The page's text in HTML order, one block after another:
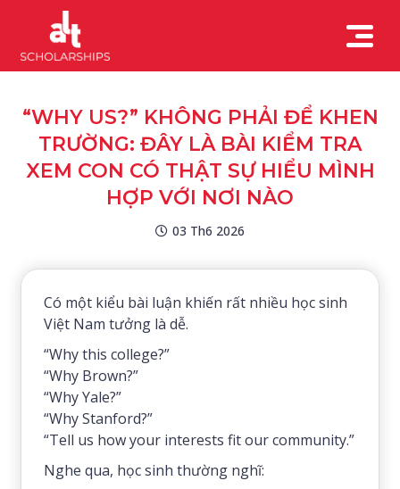
“WHY US?” KHÔNG PHẢI ĐỂ KHEN
TRƯỜNG: ĐÂY LÀ BÀI KIỂM TRA
XEM CON CÓ THẬT SỰ HIỂU MÌNH
HỢP VỚI NƠI NÀO
03 Th6 2026
Có một kiểu bài luận khiến rất nhiều học sinh
Việt Nam tưởng là dễ.
“Why this college?”
“Why Brown?”
“Why Yale?”
“Why Stanford?”
“Tell us how your interests fit our community.”
Nghe qua, học sinh thường nghĩ: